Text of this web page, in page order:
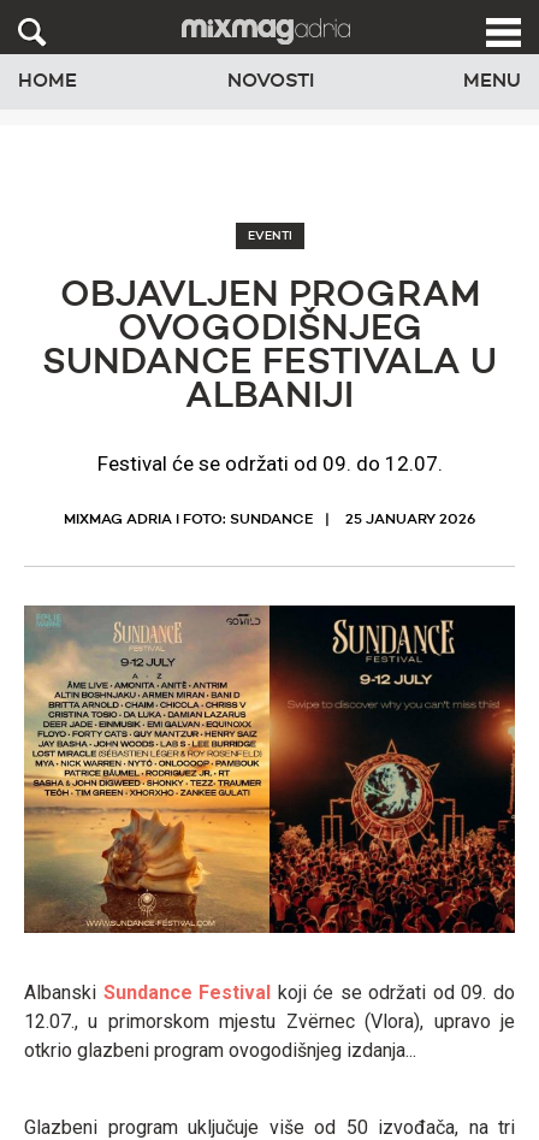
HOME NOVOSTI MENU
EVENTI
OBJAVLJEN PROGRAM
OVOGODIŠNJEG
SUNDANCE FESTIVALA U
ALBANIJI
Festival će se održati od 09. do 12.07.
MIXMAG ADRIA I FOTO: SUNDANCE 25 JANUARY 2026
Albanski Sundance Festival koji će se održati od 09. do
12.07., u primorskom mjestu Zvërnec (Vlora), upravo je
otkrio glazbeni program ovogodišnjeg izdanja...
Glazbeni program uključuje više od 50 izvođača, na tri